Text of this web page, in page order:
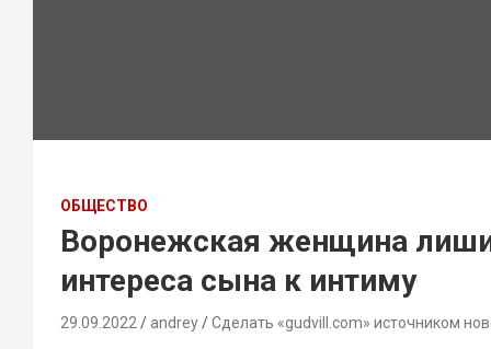
ОБЩЕСТВО
Воронежская женщина
интереса сына к интиму
29.09.2022 andrey Сделать «gudvill.com» источником